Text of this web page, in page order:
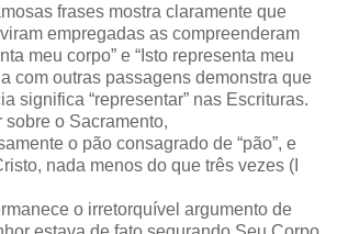
frases mostra claramente que
empregadas as compreenderam
meu corpo” e “Isto representa meu
com outras passagens demonstra que
significa “representar” nas Escrituras.
sobre o Sacramento,
o pão consagrado de “pão”, e
nada menos do que três vezes (I
o irretorquível argumento de